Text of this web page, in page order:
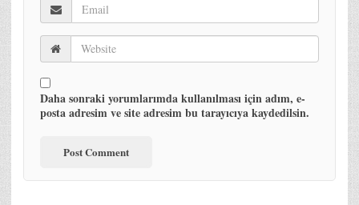
Daha sonraki yorumlarımda kullanılması için adım, e-
posta adresim ve site adresim bu tarayıcıya kaydedilsin.